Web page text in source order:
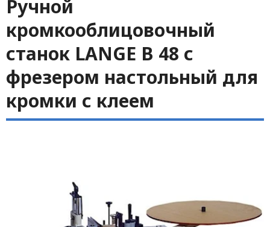
Ручной
кромкооблицовочный
станок LANGE B 48 с
фрезером настольный для
кромки с клеем